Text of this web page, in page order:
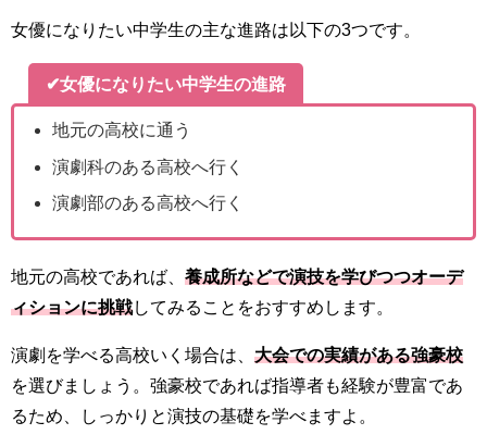
女優になりたい中学生の主な進路は以下の3つです。
✔女優になりたい中学生の進路
地元の高校に通う
演劇科のある高校へ行く
演劇部のある高校へ行く
地元の高校であれば、 養成所などで演技を学びつつオーデ
ィションに挑戦してみることをおすすめします。
演劇を学べる高校いく場合は、 大会での実績がある強豪校
を選びましょう。強豪校であれば指導者も経験が豊富であ
るため、しっかりと演技の基礎を学べますよ。